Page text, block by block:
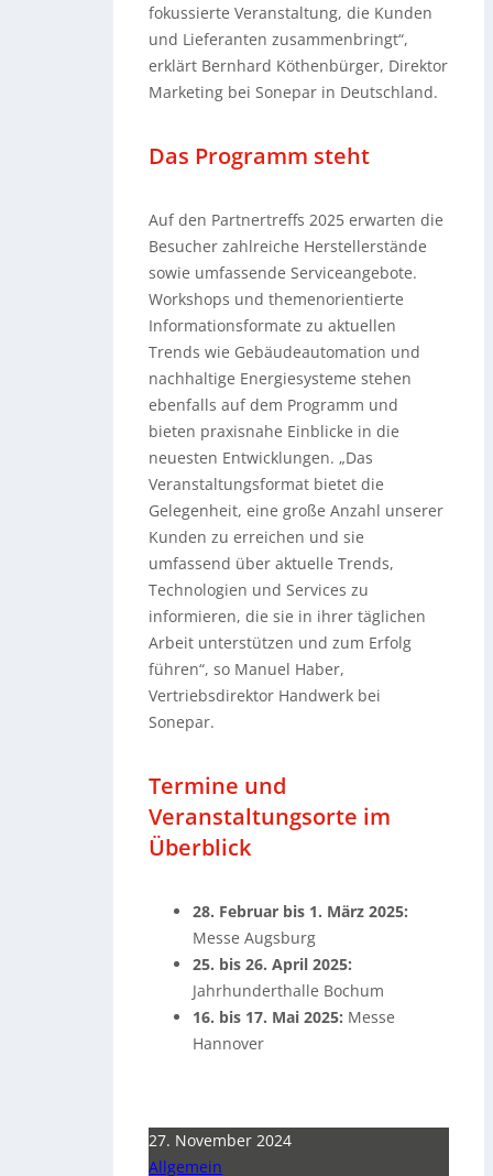
fokussierte Veranstaltung, die Kunden
und Lieferanten zusammenbringt“,
erklärt Bernhard Köthenbürger, Direktor
Marketing bei Sonepar in Deutschland.
Das Programm steht
Auf den Partnertreffs 2025 erwarten die
Besucher zahlreiche Herstellerstände
sowie umfassende Serviceangebote.
Workshops und themenorientierte
Informationsformate zu aktuellen
Trends wie Gebäudeautomation und
nachhaltige Energiesysteme stehen
ebenfalls auf dem Programm und
bieten praxisnahe Einblicke in die
neuesten Entwicklungen. „Das
Veranstaltungsformat bietet die
Gelegenheit, eine große Anzahl unserer
Kunden zu erreichen und sie
umfassend über aktuelle Trends,
Technologien und Services zu
informieren, die sie in ihrer täglichen
Arbeit unterstützen und zum Erfolg
führen“, so Manuel Haber,
Vertriebsdirektor Handwerk bei
Sonepar.
Termine und
Veranstaltungsorte im
Überblick
28. Februar bis 1. März 2025:
Messe Augsburg
25. bis 26. April 2025:
Jahrhunderthalle Bochum
16. bis 17. Mai 2025: Messe
Hannover
27. November 2024
Allgemein